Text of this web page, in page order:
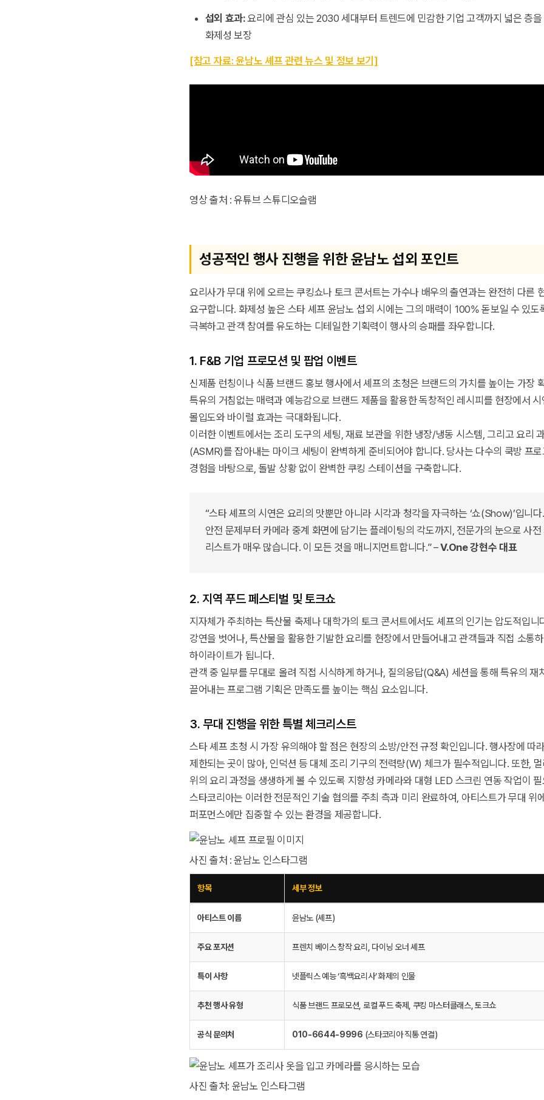
섭외 효과:요리에 관심 있는 2030 세대부터 트렌드에 민감한 기업 고객까지 넓은 층
화제성 보장
[참고 자료: 윤남노 셰프 관련 뉴스 및 정보 보기]
영상 출처 : 유튜브 스튜디오슬램
성공적인 행사 진행을 위한 윤남노 섭외 포인트
요리사가 무대 위에 오르는 쿠킹쇼나 토크 콘서트는 가수나 배우의 출연과는 완전히 다른
요구합니다. 화제성 높은 스타 셰프 윤남노 섭외 시에는 그의 매력이 100% 돋보일 수 있도
극복하고 관객 참여를 유도하는 디테일한 기획력이 행사의 승패를 좌우합니다.
1. F&B 기업 프로모션 및 팝업 이벤트
신제품 런칭이나 식품 브랜드 홍보 행사에서 셰프의 초청은 브랜드의 가치를 높이는 가장
특유의 거침없는 매력과 예능감으로 브랜드 제품을 활용한 독창적인 레시피를 현장에서 시
몰입도와 바이럴 효과는 극대화됩니다.
이러한 이벤트에서는 조리 도구의 세팅, 재료 보관을 위한 냉장/냉동 시스템, 그리고 요리
(ASMR)를 잡아내는 마이크 세팅이 완벽하게 준비되어야 합니다. 당사는 다수의 쿡방 프
경험을 바탕으로, 돌발 상황 없이 완벽한 쿠킹 스테이션을 구축합니다.
“스타 셰프의 시연은 요리의 맛뿐만 아니라 시각과 청각을 자극하는 ‘쇼(Show)’입니
안전 문제부터 카메라 중계 화면에 담기는 플레이팅의 각도까지, 전문가의 눈으로 사
리스트가 매우 많습니다. 이 모든 것을 매니지먼트합니다.” –V.One 강현수 대표
2. 지역 푸드 페스티벌 및 토크쇼
지자체가 주최하는 특산물 축제나 대학가의 토크 콘서트에서도 셰프의 인기는 압도적입니
강연을 벗어나, 특산물을 활용한 기발한 요리를 현장에서 만들어내고 관객들과 직접 소통
하이라이트가 됩니다.
관객 중 일부를 무대로 올려 직접 시식하게 하거나, 질의응답(Q&A) 세션을 통해 특유의 재
끌어내는 프로그램 기획은 만족도를 높이는 핵심 요소입니다.
3. 무대 진행을 위한 특별 체크리스트
스타 셰프 초청 시 가장 유의해야 할 점은 현장의 소방/안전 규정 확인입니다. 행사장에 따
제한되는 곳이 많아, 인덕션 등 대체 조리 기구의 전력량(W) 체크가 필수적입니다. 또한,
위의 요리 과정을 생생하게 볼 수 있도록 지향성 카메라와 대형 LED 스크린 연동 작업이
스타코리아는 이러한 전문적인 기술 협의를 주최 측과 미리 완료하여, 아티스트가 무대 위
퍼포먼스에만 집중할 수 있는 환경을 제공합니다.
사진 출처 : 윤남노 인스타그램
항목 세부 정보
아티스트 이름 윤남노 (셰프)
주요 포지션 프렌치 베이스 창작 요리, 다이닝 오너 셰프
특이 사항 넷플릭스 예능 ‘흑백요리사’ 화제의 인물
추천 행사 유형 식품 브랜드 프로모션, 로컬 푸드 축제, 쿠킹 마스터클래스, 토크쇼
공식 문의처 010-6644-9996 (스타코리아 직통 연결)
사진 출처: 윤남노 인스타그램